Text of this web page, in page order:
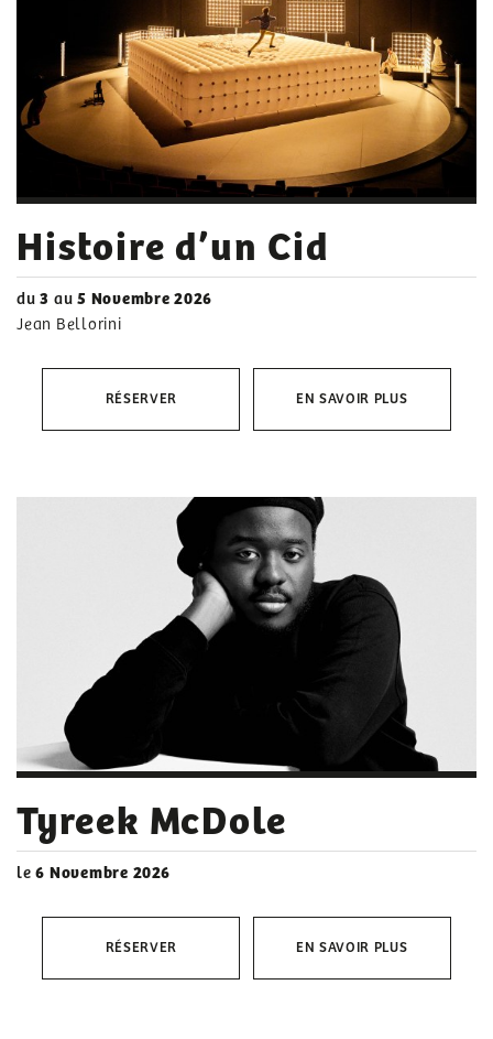
Histoire d’un Cid
du3 au 5 Novembre 2026
Jean Bellorini
RÉSERVER EN SAVOIR PLUS
Tyreek McDole
le6 Novembre 2026
RÉSERVER EN SAVOIR PLUS